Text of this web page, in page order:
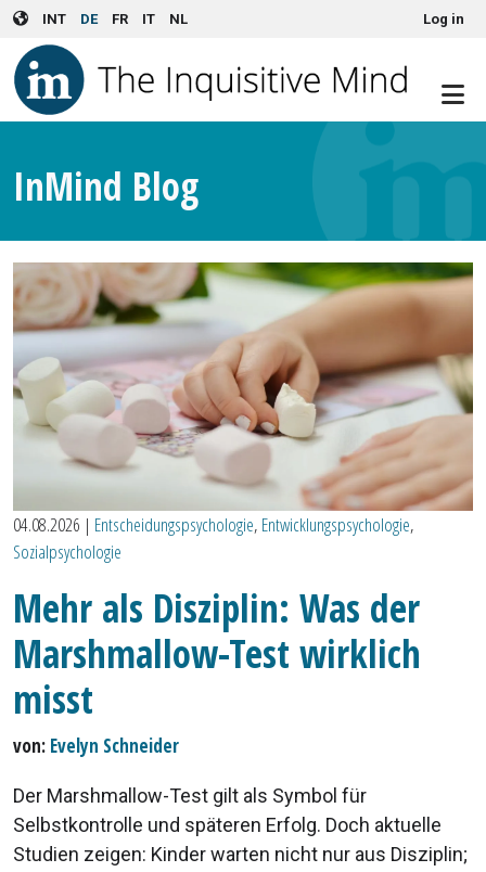
Skip to main content
INT DE FR IT NL User account menuLog in
InMind Blog
04.08.2026 | Entscheidungspsychologie, Entwicklungspsychologie,
Sozialpsychologie
Mehr als Disziplin: Was der
Marshmallow-Test wirklich
misst
von: Evelyn Schneider
Der Marshmallow-Test gilt als Symbol für
Selbstkontrolle und späteren Erfolg. Doch aktuelle
Studien zeigen: Kinder warten nicht nur aus Disziplin;